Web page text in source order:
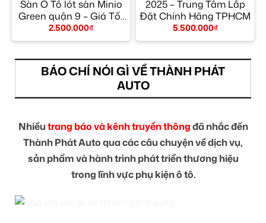
Sàn Ô Tô lót sàn Minio
Green quận 9 – Giá Tốt
TPHCM
2.500.000₫
2025 – Trung Tâm Lắp
Đặt Chính Hãng TPHCM
5.500.000₫
BÁO CHÍ NÓI GÌ VỀ THÀNH PHÁT
AUTO
Nhiềutrang báo và kênh truyền thôngđã nhắc đến
Thành Phát Auto qua các câu chuyện về dịch vụ,
sản phẩm và hành trình phát triển thương hiệu
trong lĩnh vực phụ kiện ô tô.